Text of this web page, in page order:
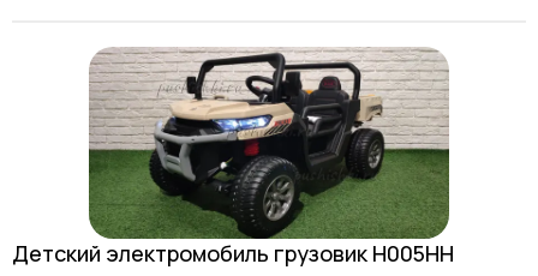
Детский электромобиль грузовик H005HH